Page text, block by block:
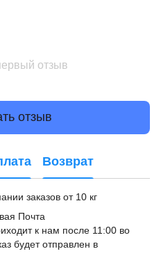
отзыв
отзыв
Возврат
заказов от 10 кг
Почта
к нам после 11:00 во
будет отправлен в